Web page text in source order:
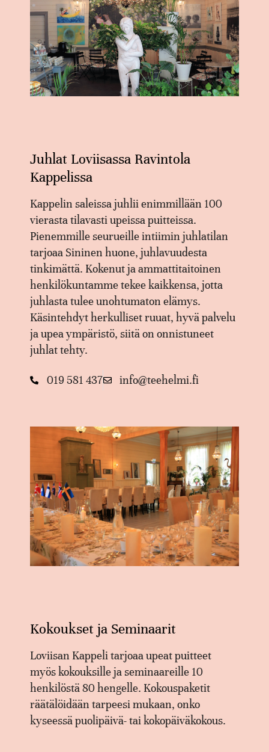
Juhlat Loviisassa Ravintola
Kappelissa
Kappelin saleissa juhlii enimmillään 100
vierasta tilavasti upeissa puitteissa.
Pienemmille seurueille intiimin juhlatilan
tarjoaa Sininen huone, juhlavuudesta
tinkimättä. Kokenut ja ammattitaitoinen
henkilökuntamme tekee kaikkensa, jotta
juhlasta tulee unohtumaton elämys.
Käsintehdyt herkulliset ruuat, hyvä palvelu
ja upea ympäristö, siitä on onnistuneet
juhlat tehty.
019 581 437 info@teehelmi.fi
Kokoukset ja Seminaarit
Loviisan Kappeli tarjoaa upeat puitteet
myös kokouksille ja seminaareille 10
henkilöstä 80 hengelle. Kokouspaketit
räätälöidään tarpeesi mukaan, onko
kyseessä puolipäivä- tai kokopäiväkokous.